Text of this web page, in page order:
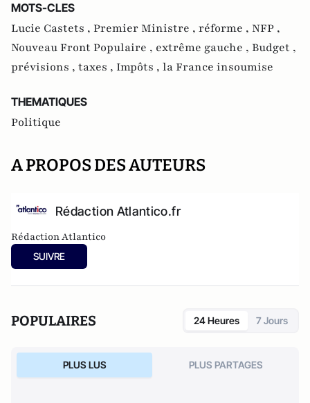
MOTS-CLES
Lucie Castets , Premier Ministre , réforme , NFP ,
Nouveau Front Populaire , extrême gauche , Budget ,
prévisions , taxes , Impôts , la France insoumise
THEMATIQUES
Politique
A PROPOS DES AUTEURS
Rédaction Atlantico.fr
Rédaction Atlantico
SUIVRE
POPULAIRES 24 Heures 7 Jours
PLUS LUS PLUS PARTAGES